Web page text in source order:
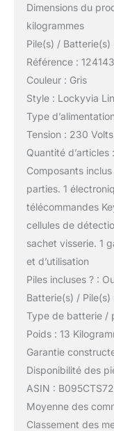
Dimensions du
kilogrammes
Pile(s) / Batterie(s)
Référence :
Couleur : Gris
Style : Lockyvia
Type
Tension : 230 Volts
Quantité d’articles
Composants
parties. 1
télécommandes
cellules de
sachet visserie. 1
et d’utilisation
Piles incluses ? :
Batterie(s) /
Type de batterie /
Poids : 13
Garantie
Disponibilité des
ASIN :
Moyenne des
Classement des